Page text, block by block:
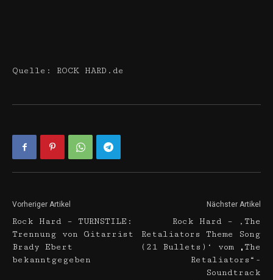
Quelle: ROCK HARD.de
Vorheriger Artikel
Rock Hard – TURNSTILE:
Trennung von Gitarrist
Brady Ebert
bekanntgegeben
Nächster Artikel
Rock Hard – ‚The
Retaliators Theme Song
(21 Bullets)‘ vom „The
Retaliators“-
Soundtrack